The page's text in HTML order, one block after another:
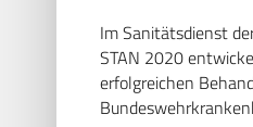
Im Sanitätsdienst
STAN 2020
erfolgreichen